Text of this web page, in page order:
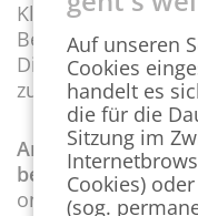
Die Beschäftigten
zustimmen.
Arbeitgeber
bereits jetzt
online gestellt
Auf unseren
Cookies
handelt es
die für die
Sitzung im
Cookies)
(sog.